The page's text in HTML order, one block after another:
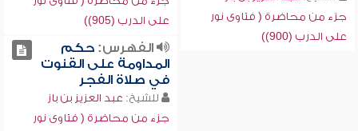
جزء من محاضرة ( فتاوى نور
على الدرب (900))
على الدرب (905))
الفهرس:حكم
المداومة على القنوت
في صلاة الفجر
للشيخ: عبد العزيز بن باز
جزء من محاضرة ( فتاوى نور